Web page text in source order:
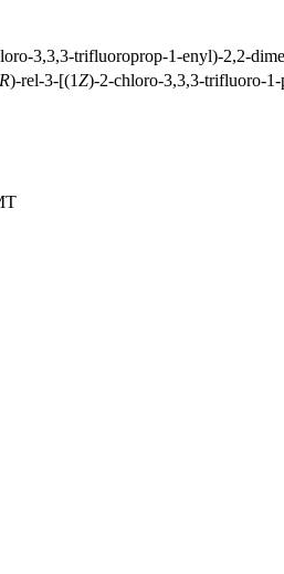
3,3,3-trifluoroprop-1-enyl)-2,2-
R)-rel-3-[(1Z)-2-chloro-3,3,3-trifluoro-